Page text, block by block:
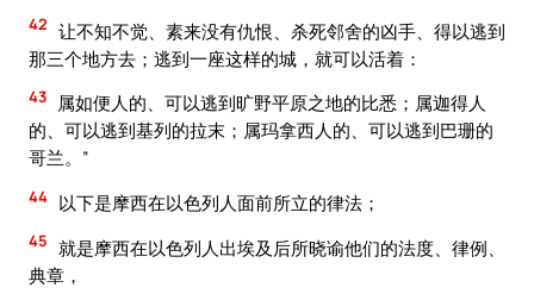
42 让不知不觉、素来没有仇恨、杀死邻舍的凶手、得以逃到
那三个地方去；逃到一座这样的城，就可以活着：
43
属如便人的、可以逃到旷野平原之地的比悉；属迦得人
的、可以逃到基列的拉末；属玛拿西人的、可以逃到巴珊的
哥兰。”
44 以下是摩西在以色列人面前所立的律法；
45 就是摩西在以色列人出埃及后所晓谕他们的法度、律例、
典章，